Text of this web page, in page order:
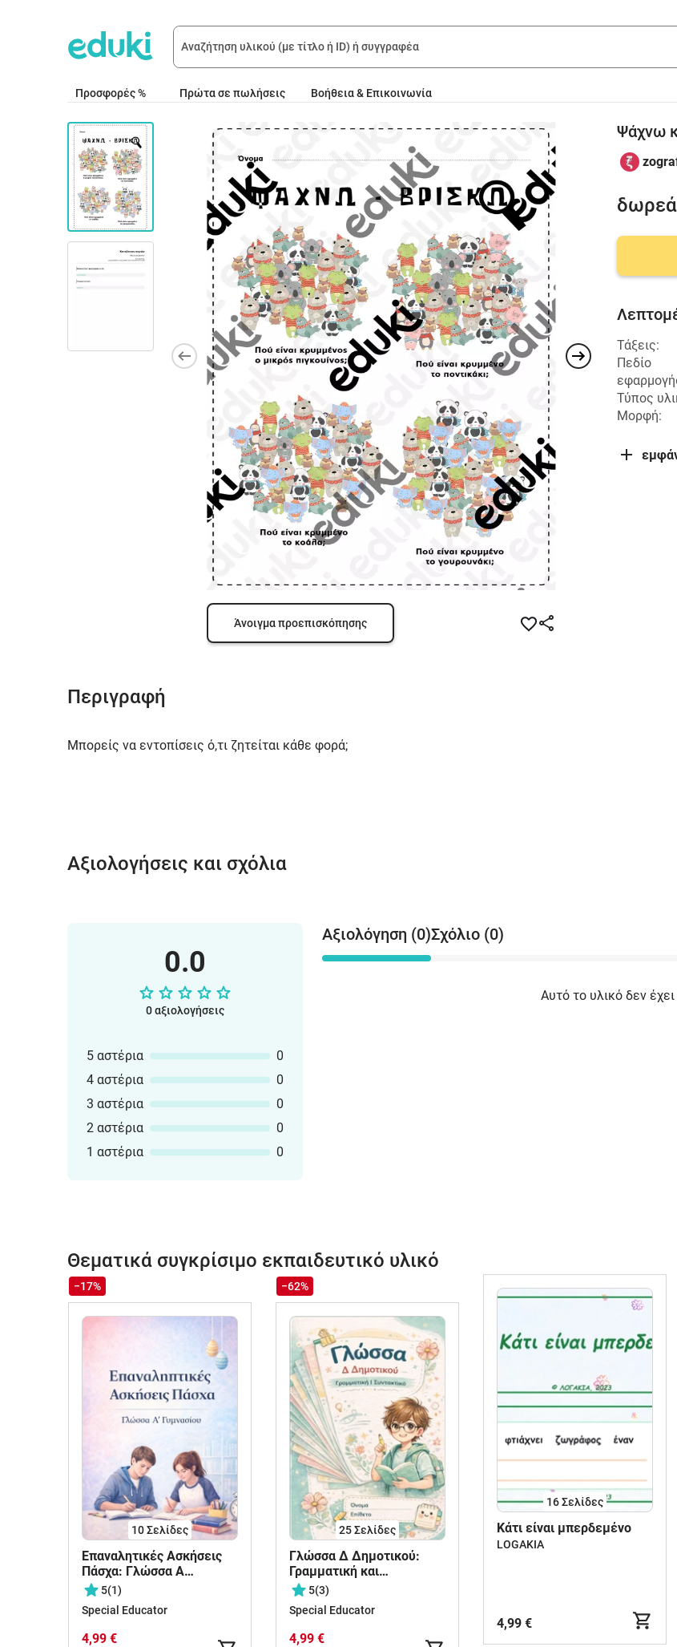
Προσφορές % Πρώτα σε πωλήσεις Βοήθεια & Επικοινωνία
Άνοιγμα προεπισκόπησης
Περιγραφή
Μπορείς να εντοπίσεις ό,τι ζητείται κάθε φορά;
Ψάχνω
Τάξεις:
Πεδίο
Τύπος
Μορφή:
Αξιολογήσεις και σχόλια
0.0
0 αξιολογήσεις
5 αστέρια
0
4 αστέρια
0
3 αστέρια
0
2 αστέρια
0
1 αστέρια
0
Αξιολόγηση (0)Σχόλιο (0)
Αυτό το υλικό δεν
Θεματικά συγκρίσιμο εκπαιδευτικό υλικό
−17%
10Σελίδες
Επαναλητικές Ασκήσεις
Πάσχα: Γλώσσα Α
Γυμνασίου
5(1)
Special Educator
4,99 €
−62%
25Σελίδες
Γλώσσα Δ Δημοτικού:
Γραμματική και
Συντακτικό όλων των
ενοτήτων
5(3)
Special Educator
4,99 €
16Σελίδες
Κάτι είναι μπερδεμένο
LOGAKIA
4,99 €